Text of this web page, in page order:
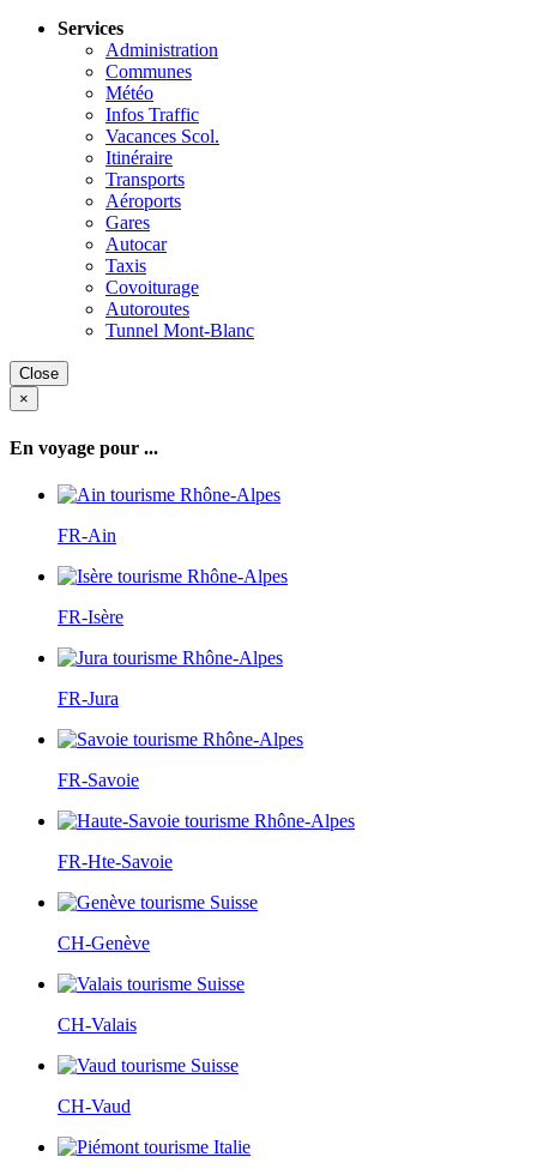
Services
Administration
Communes
Météo
Infos Traffic
Vacances Scol.
Itinéraire
Transports
Aéroports
Gares
Autocar
Taxis
Covoiturage
Autoroutes
Tunnel Mont-Blanc
Close
×
En voyage pour ...
FR-Ain
FR-Isère
FR-Jura
FR-Savoie
FR-Hte-Savoie
CH-Genève
CH-Valais
CH-Vaud